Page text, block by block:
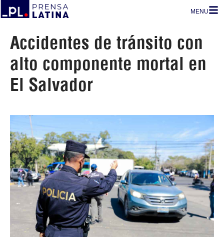
MENU
Accidentes de tránsito con
alto componente mortal en
El Salvador